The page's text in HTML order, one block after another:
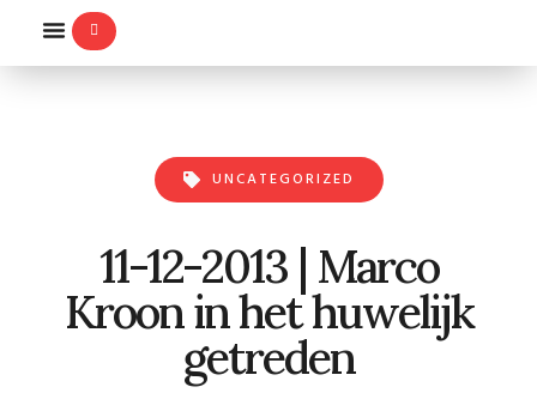
UNCATEGORIZED
11-12-2013 | Marco
Kroon in het huwelijk
getreden